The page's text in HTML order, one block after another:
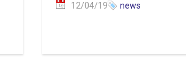
12/04/19 news